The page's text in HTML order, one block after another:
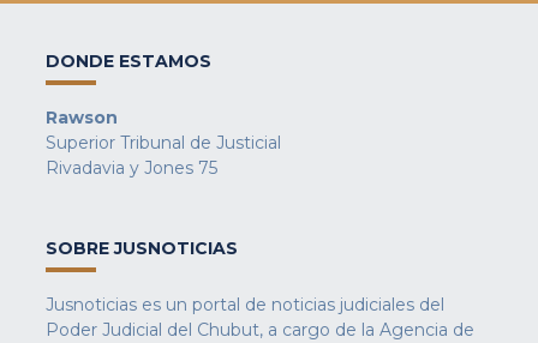
DONDE ESTAMOS
Rawson
Superior Tribunal de Justicial
Rivadavia y Jones 75
SOBRE JUSNOTICIAS
Jusnoticias es un portal de noticias judiciales del
Poder Judicial del Chubut, a cargo de la Agencia de